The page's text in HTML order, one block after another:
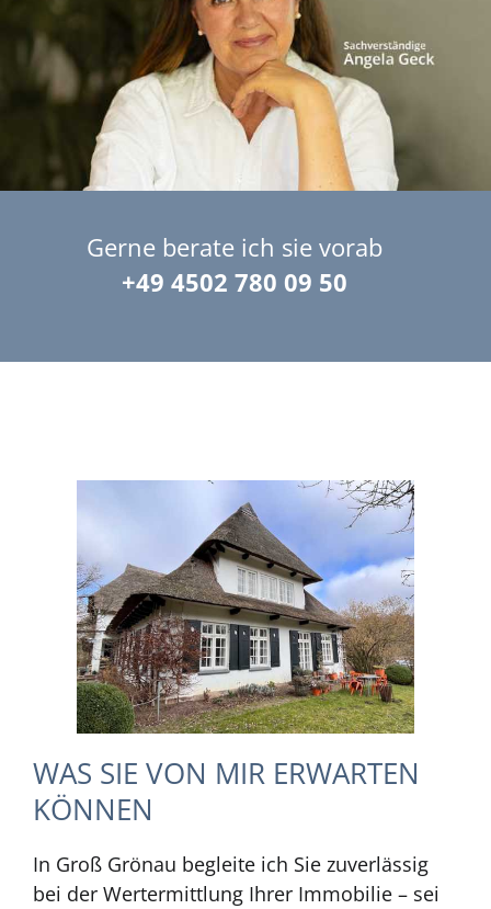
Gerne berate ich sie vorab
+49 4502 780 09 50
WAS SIE VON MIR ERWARTEN
KÖNNEN
In Groß Grönau begleite ich Sie zuverlässig
bei der Wertermittlung Ihrer Immobilie – sei